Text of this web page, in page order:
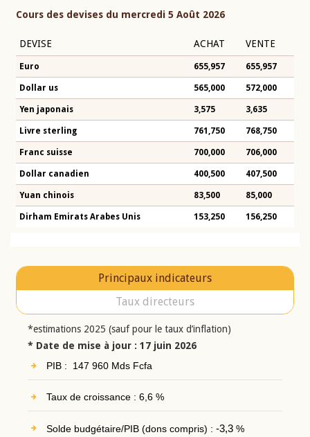
Cours des devises du mercredi 5 Août 2026
DEVISE ACHAT VENTE
Euro 655,957 655,957
Dollar us 565,000 572,000
Yen japonais 3,575 3,635
Livre sterling 761,750 768,750
Franc suisse 700,000 706,000
Dollar canadien 400,500 407,500
Yuan chinois 83,500 85,000
Dirham Emirats Arabes Unis 153,250 156,250
Principaux indicateurs
Taux directeurs
*estimations 2025 (sauf pour le taux d’inflation)
* Date de mise à jour : 17 juin 2026
PIB : 147 960 Mds Fcfa
Taux de croissance : 6,6 %
Solde budgétaire/PIB (dons compris) : -3,3%